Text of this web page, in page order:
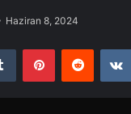
Haziran 8, 2024
Tumblr PinterestReddit